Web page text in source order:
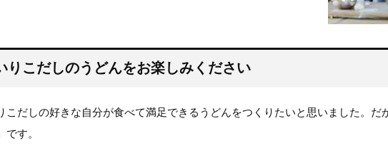
りこだしのうどんをお楽しみください
こだしの好きな自分が食べて満足できるうどんをつくりたいと思いました。だ
です。